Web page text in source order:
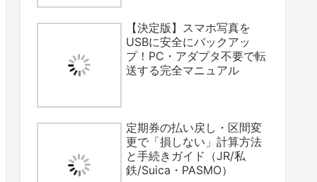
【決定版】スマホ写真を
USBに安全にバックアッ
プ！PC・アダプタ不要で転
送する完全マニュアル
定期券の払い戻し・区間変
更で「損しない」計算方法
と手続きガイド（JR/私
鉄/Suica・PASMO）